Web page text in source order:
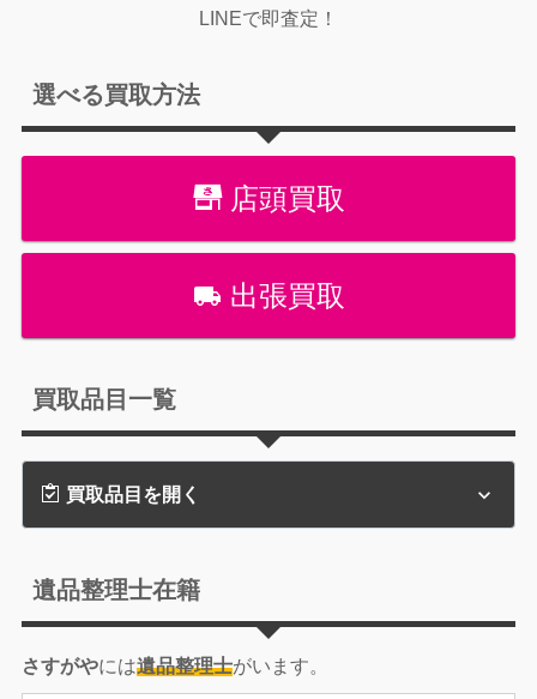
LINEで即査定！
選べる買取方法
店頭買取
出張買取
買取品目一覧
買取品目を開く
遺品整理士在籍
さすがやには遺品整理士がいます。